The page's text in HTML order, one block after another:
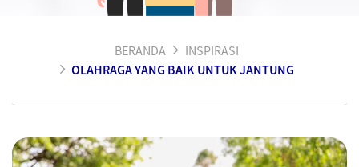
BERANDA
INSPIRASI
OLAHRAGA YANG BAIK UNTUK JANTUNG